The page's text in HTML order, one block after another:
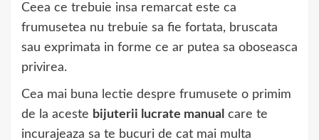
Ceea ce trebuie insa remarcat este ca
frumusetea nu trebuie sa fie fortata, bruscata
sau exprimata in forme ce ar putea sa oboseasca
privirea.
Cea mai buna lectie despre frumusete o primim
de la aceste bijuterii lucrate manual care te
incurajeaza sa te bucuri de cat mai multa